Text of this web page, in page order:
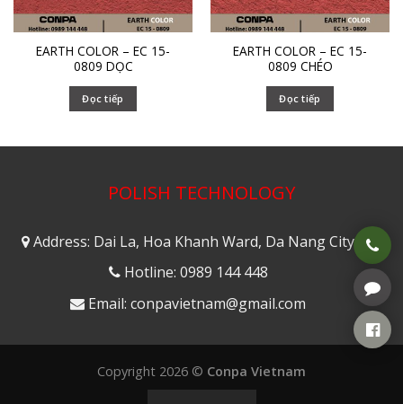
EARTH COLOR – EC 15-
0809 DỌC
Đọc tiếp
EARTH COLOR – EC 15-
0809 CHÉO
Đọc tiếp
POLISH TECHNOLOGY
Address: Dai La, Hoa Khanh Ward, Da Nang City
Hotline: 0989 144 448
Email: conpavietnam@gmail.com
Copyright 2026 © Conpa Vietnam